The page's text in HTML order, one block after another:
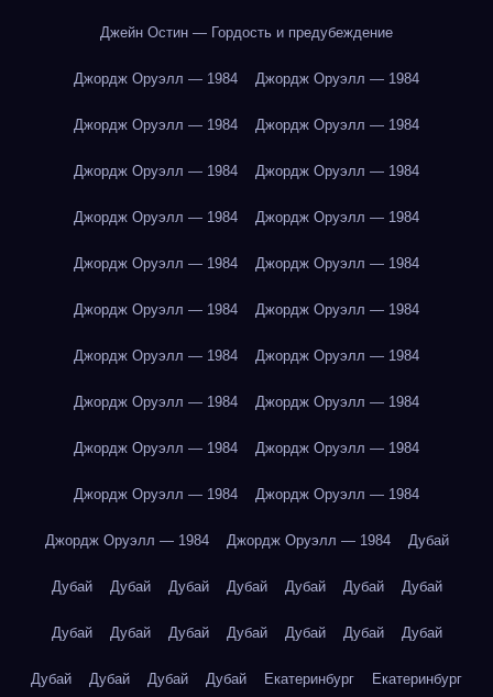
Джейн Остин — Гордость и предубеждение
Джордж Оруэлл — 1984 Джордж Оруэлл — 1984
Джордж Оруэлл — 1984 Джордж Оруэлл — 1984
Джордж Оруэлл — 1984 Джордж Оруэлл — 1984
Джордж Оруэлл — 1984 Джордж Оруэлл — 1984
Джордж Оруэлл — 1984 Джордж Оруэлл — 1984
Джордж Оруэлл — 1984 Джордж Оруэлл — 1984
Джордж Оруэлл — 1984 Джордж Оруэлл — 1984
Джордж Оруэлл — 1984 Джордж Оруэлл — 1984
Джордж Оруэлл — 1984 Джордж Оруэлл — 1984
Джордж Оруэлл — 1984 Джордж Оруэлл — 1984
Джордж Оруэлл — 1984 Джордж Оруэлл — 1984 Дубай
Дубай Дубай Дубай Дубай Дубай Дубай Дубай
Дубай Дубай Дубай Дубай Дубай Дубай Дубай
Дубай Дубай Дубай Дубай Екатеринбург Екатеринбург